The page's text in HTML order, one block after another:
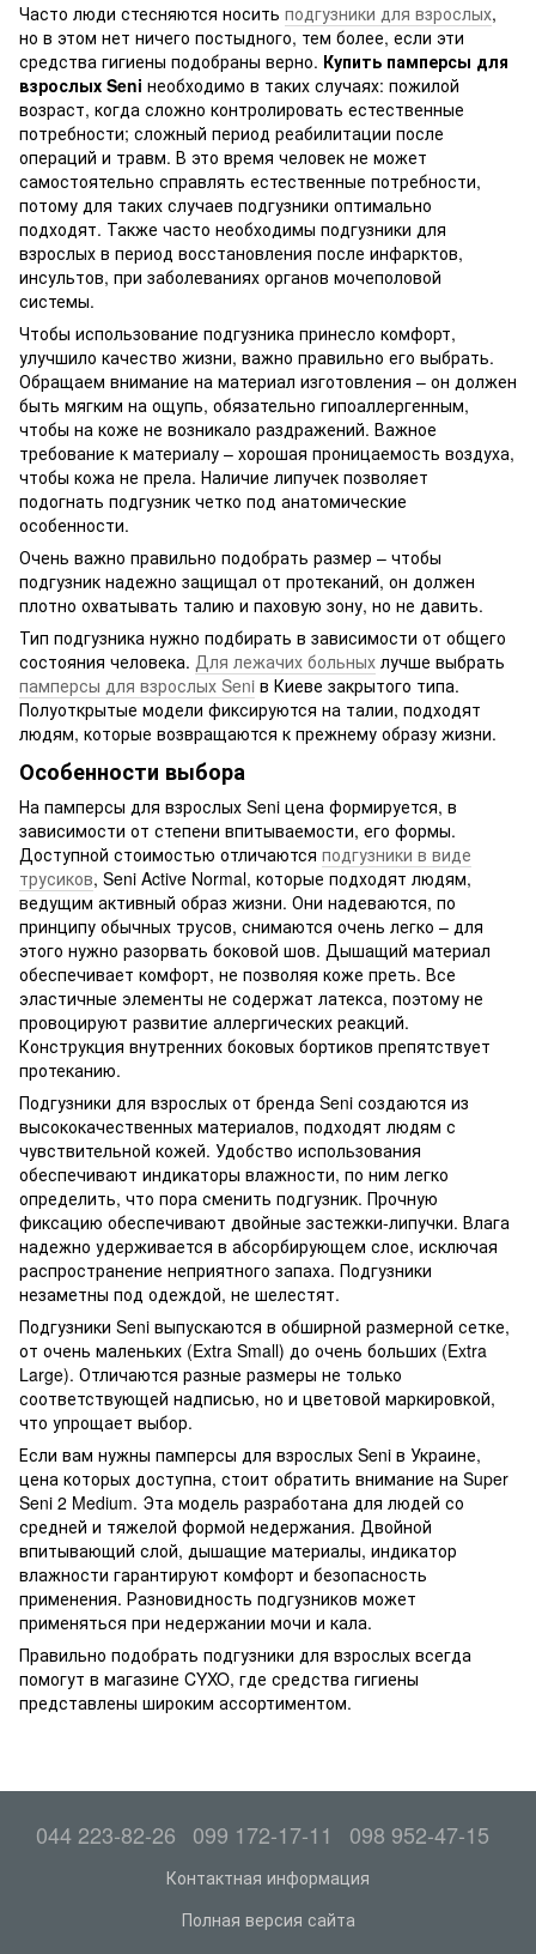
Часто люди стесняются носить подгузники для взрослых,
но в этом нет ничего постыдного, тем более, если эти
средства гигиены подобраны верно. Купить памперсы для
взрослых Seni необходимо в таких случаях: пожилой
возраст, когда сложно контролировать естественные
потребности; сложный период реабилитации после
операций и травм. В это время человек не может
самостоятельно справлять естественные потребности,
потому для таких случаев подгузники оптимально
подходят. Также часто необходимы подгузники для
взрослых в период восстановления после инфарктов,
инсультов, при заболеваниях органов мочеполовой
системы.
Чтобы использование подгузника принесло комфорт,
улучшило качество жизни, важно правильно его выбрать.
Обращаем внимание на материал изготовления – он должен
быть мягким на ощупь, обязательно гипоаллергенным,
чтобы на коже не возникало раздражений. Важное
требование к материалу – хорошая проницаемость воздуха,
чтобы кожа не прела. Наличие липучек позволяет
подогнать подгузник четко под анатомические
особенности.
Очень важно правильно подобрать размер – чтобы
подгузник надежно защищал от протеканий, он должен
плотно охватывать талию и паховую зону, но не давить.
Тип подгузника нужно подбирать в зависимости от общего
состояния человека. Для лежачих больных лучше выбрать
памперсы для взрослых Seni в Киеве закрытого типа.
Полуоткрытые модели фиксируются на талии, подходят
людям, которые возвращаются к прежнему образу жизни.
Особенности выбора
На памперсы для взрослых Seni цена формируется, в
зависимости от степени впитываемости, его формы.
Доступной стоимостью отличаются подгузники в виде
трусиков, Seni Active Normal, которые подходят людям,
ведущим активный образ жизни. Они надеваются, по
принципу обычных трусов, снимаются очень легко – для
этого нужно разорвать боковой шов. Дышащий материал
обеспечивает комфорт, не позволяя коже преть. Все
эластичные элементы не содержат латекса, поэтому не
провоцируют развитие аллергических реакций.
Конструкция внутренних боковых бортиков препятствует
протеканию.
Подгузники для взрослых от бренда Seni создаются из
высококачественных материалов, подходят людям с
чувствительной кожей. Удобство использования
обеспечивают индикаторы влажности, по ним легко
определить, что пора сменить подгузник. Прочную
фиксацию обеспечивают двойные застежки-липучки. Влага
надежно удерживается в абсорбирующем слое, исключая
распространение неприятного запаха. Подгузники
незаметны под одеждой, не шелестят.
Подгузники Seni выпускаются в обширной размерной сетке,
от очень маленьких (Extra Small) до очень больших (Extra
Large). Отличаются разные размеры не только
соответствующей надписью, но и цветовой маркировкой,
что упрощает выбор.
Если вам нужны памперсы для взрослых Seni в Украине,
цена которых доступна, стоит обратить внимание на Super
Seni 2 Medium. Эта модель разработана для людей со
средней и тяжелой формой недержания. Двойной
впитывающий слой, дышащие материалы, индикатор
влажности гарантируют комфорт и безопасность
применения. Разновидность подгузников может
применяться при недержании мочи и кала.
Правильно подобрать подгузники для взрослых всегда
помогут в магазине CYXO, где средства гигиены
представлены широким ассортиментом.
044 223-82-26 099 172-17-11 098 952-47-15
Контактная информация
Полная версия сайта